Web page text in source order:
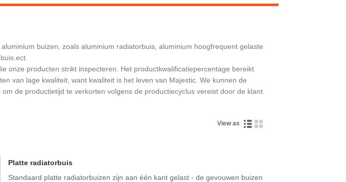
buizen, zoals aluminium radiatorbuis, aluminium hoogfrequent gelaste
onze producten strikt inspecteren. Het productkwalificatiepercentage bereikt
van lage kwaliteit, want kwaliteit is het leven van Majestic. We kunnen de
de productietijd te verkorten volgens de productiecyclus vereist door de klant.
View as
Platte radiatorbuis
Standaard platte radiatorbuizen zijn aan één kant gelast - de gevouwen buizen